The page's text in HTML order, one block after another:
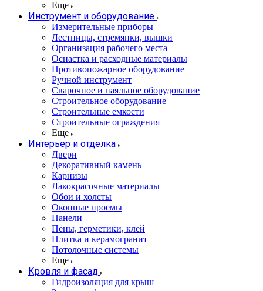
Еще
Инструмент и оборудование
Измерительные приборы
Лестницы, стремянки, вышки
Организация рабочего места
Оснастка и расходные материалы
Противопожарное оборудование
Ручной инструмент
Сварочное и паяльное оборудование
Строительное оборудование
Строительные емкости
Строительные ограждения
Еще
Интерьер и отделка
Двери
Декоративный камень
Карнизы
Лакокрасочные материалы
Обои и холсты
Оконные проемы
Панели
Пены, герметики, клей
Плитка и керамогранит
Потолочные системы
Еще
Кровля и фасад
Гидроизоляция для крыш